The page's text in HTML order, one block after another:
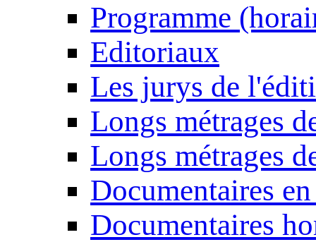
Programme
Editoriaux
Les jurys de
Longs métrages
Longs métrages
Documentaires
Documentaires